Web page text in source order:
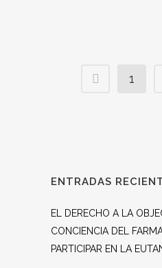
1
ENTRADAS
EL DERECHO A LA
CONCIENCIA DEL
PARTICIPAR EN LA